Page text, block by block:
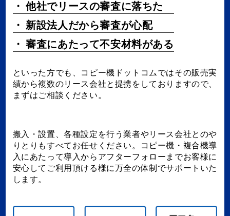
他社でリースの審査に落ちた
新設法人だから審査が心配
審査にあたって不安材料がある
といった方でも、コピー機ドットコムではその販売実
績から複数のリース会社と提携をしておりますので、
まずはご相談ください。
搬入・設置、各種設定を行う業者やリース会社とのや
りとりもすべてお任せください。コピー機・複合機導
入にあたって導入からアフターフォローまでお客様に
安心してご利用頂ける様に万全の体制でサポートいた
します。